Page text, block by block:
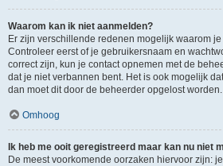
Waarom kan ik niet aanmelden?
Er zijn verschillende redenen mogelijk waarom
Controleer eerst of je gebruikersnaam en
correct zijn, kun je contact opnemen met de
dat je niet verbannen bent. Het is ook mogelijk
dan moet dit door de beheerder opgelost worden.
Omhoog
Ik heb me ooit geregistreerd maar kan nu niet
De meest voorkomende oorzaken hiervoor zijn: